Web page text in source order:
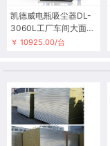
凯德威电瓶吸尘器DL-
3060L工厂车间大面积
吸尘吸水用
￥ 10925.00/台